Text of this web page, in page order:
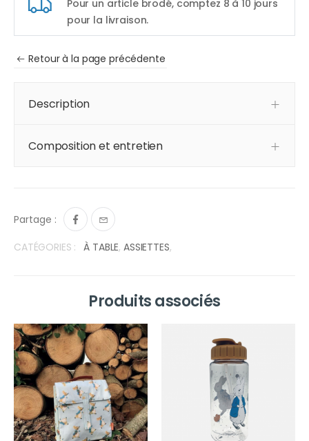
Pour un article brodé, comptez 8 à 10 jours
pour la livraison.
Retour à la page précédente
Description
Composition et entretien
Partage :
CATÉGORIES : À TABLE, ASSIETTES,
Produits associés